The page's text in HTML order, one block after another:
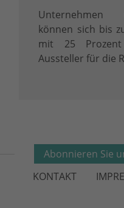
Unternehmen
können sich bis
mit 25 Prozent
Aussteller für die
Abonnieren Sie
KONTAKT